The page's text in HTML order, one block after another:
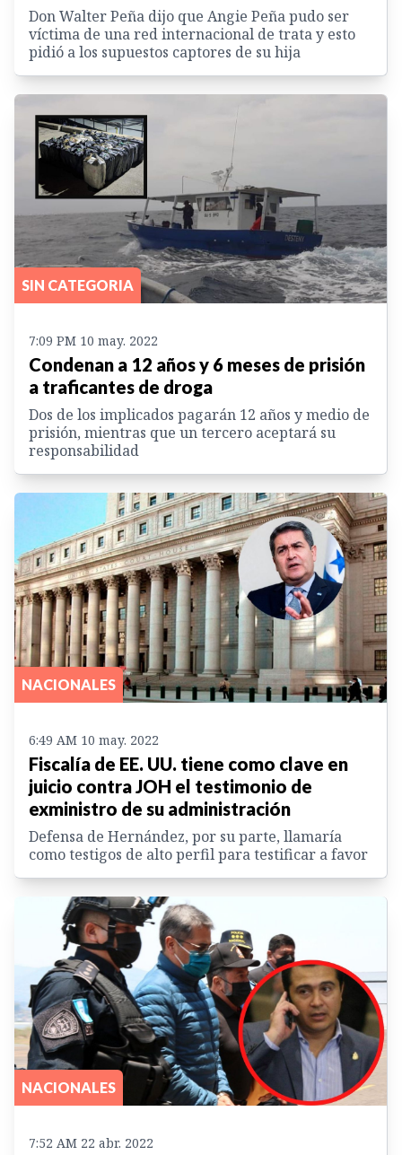
Don Walter Peña dijo que Angie Peña pudo ser
víctima de una red internacional de trata y esto
pidió a los supuestos captores de su hija
SIN CATEGORIA
7:09 PM 10 may. 2022
Condenan a 12 años y 6 meses de prisión
a traficantes de droga
Dos de los implicados pagarán 12 años y medio de
prisión, mientras que un tercero aceptará su
responsabilidad
NACIONALES
6:49 AM 10 may. 2022
Fiscalía de EE. UU. tiene como clave en
juicio contra JOH el testimonio de
exministro de su administración
Defensa de Hernández, por su parte, llamaría
como testigos de alto perfil para testificar a favor
NACIONALES
7:52 AM 22 abr. 2022